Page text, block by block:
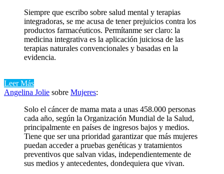
Siempre que escribo sobre salud mental y terapias
integradoras, se me acusa de tener prejuicios contra los
productos farmacéuticos. Permítanme ser claro: la
medicina integrativa es la aplicación juiciosa de las
terapias naturales convencionales y basadas en la
evidencia.
Leer Más
Angelina Jolie sobre Mujeres:
Solo el cáncer de mama mata a unas 458.000 personas
cada año, según la Organización Mundial de la Salud,
principalmente en países de ingresos bajos y medios.
Tiene que ser una prioridad garantizar que más mujeres
puedan acceder a pruebas genéticas y tratamientos
preventivos que salvan vidas, independientemente de
sus medios y antecedentes, dondequiera que vivan.